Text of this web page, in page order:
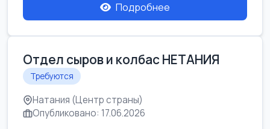
Подробнее
Отдел сыров и колбас НЕТАНИЯ
Требуются
Натания (Центр страны)
Опубликовано: 17.06.2026